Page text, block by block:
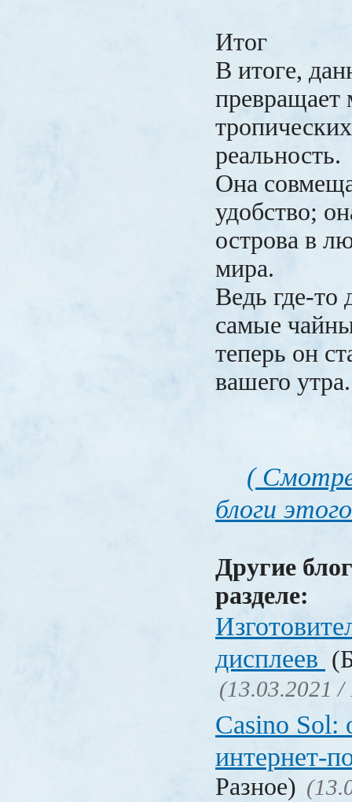
Итог
В итоге,
превращает
реальность.
Она
удобство;
острова в
мира.
Ведь где-то
самые
теперь он
вашего утра.
(
блоги
Другие
разделе:
дисплеев
(13.03.2021 /
Casino Sol:
интернет-
Разное)